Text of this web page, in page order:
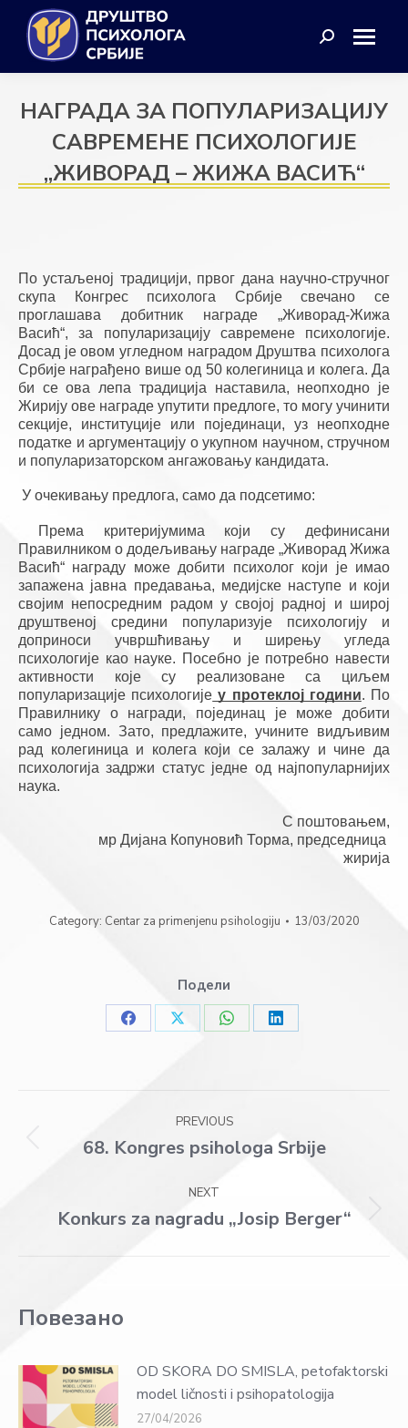
Search:
НАГРАДА ЗА ПОПУЛАРИЗАЦИЈУ
САВРЕМЕНЕ ПСИХОЛОГИЈЕ
„ЖИВОРАД – ЖИЖА ВАСИЋ“
По устаљеној традицији, првог дана научно-стручног
скупа Конгрес психолога Србије свечано се
проглашава добитник награде „Живорад-Жижа
Васић“, за популаризацију савремене психологије.
Досад је овом угледном наградом Друштва психолога
Србије награђено више од 50 колегиница и колега. Да
би се ова лепа традиција наставила, неопходно је
Жирију ове награде упутити предлоге, то могу учинити
секције, институције или појединаци, уз неопходне
податке и аргументацију о укупном научном, стручном
и популаризаторском ангажовању кандидата.
У очекивању предлога, само да подсетимо:
Према критеријумима који су дефинисани
Правилником о додељивању награде „Живорад Жижа
Васић“ награду може добити психолог који је имао
запажена јавна предавања, медијске наступе и који
својим непосредним радом у својој радној и широј
друштвеној средини популаризује психологију и
доприноси учвршћивању и ширењу угледа
психологије као науке. Посебно је потребно навести
активности које су реализоване са циљем
популаризације психологије у протеклој години. По
Правилнику о награди, појединац је може добити
само једном. Зато, предлажите, учините видљивим
рад колегиница и колега који се залажу и чине да
психологија задржи статус једне од најпопуларнијих
наука.
С поштовањем,
мр Дијана Копуновић Торма, председница
жирија
Category: Centar za primenjenu psihologiju 13/03/2020
Подели
Share
Share
Share
Share
navigation
PREVIOUS
Previous
68. Kongres psihologa Srbije
NEXT
Next
Konkurs za nagradu „Josip Berger“
Повезано
OD SKORA DO SMISLA, petofaktorski
model ličnosti i psihopatologija
27/04/2026